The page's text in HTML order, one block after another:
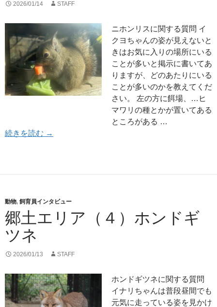
2026/01/14 STAFF
ニホンリスに関する質問 イ
クヨちゃんの姿が見えないと
きはお気に入りの場所にいる
ことが多いと掲示に書いてあ
りますが、どのあたりにいる
ことが多いのかを教えてくだ
さい。 左の方に餌場、…ヒ
マワリの種とかが置いてある
ところがある …
続きを読む 郷土エリア（５）ニホンリス
→
動物, 飼育員インタビュー
郷土エリア（４）ホンドギ
ツネ
2026/01/13 STAFF
ホンドギツネに関する質問
イナリちゃんは普段昼間でも
元気に走っている姿を見かけ